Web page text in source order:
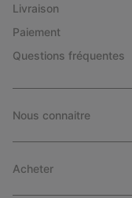
Livraison
Paiement
Questions fréquentes
Nous connaitre
Acheter